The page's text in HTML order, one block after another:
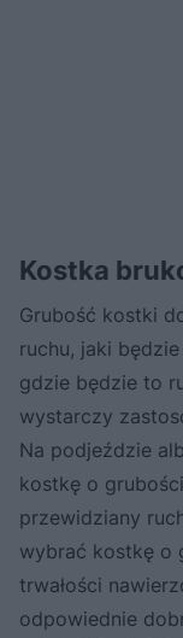
Kostka
Grubość kostki
ruchu, jaki
gdzie będzie to
wystarczy
Na podjeździe
kostkę o
przewidziany
wybrać kostkę o
trwałości
odpowiednie